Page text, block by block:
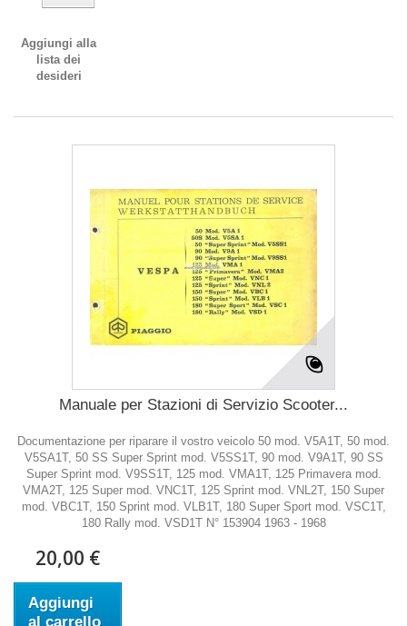
Aggiungi alla
lista dei
desideri
Manuale per Stazioni di Servizio Scooter...
Documentazione per riparare il vostro veicolo 50 mod. V5A1T, 50 mod.
V5SA1T, 50 SS Super Sprint mod. V5SS1T, 90 mod. V9A1T, 90 SS
Super Sprint mod. V9SS1T, 125 mod. VMA1T, 125 Primavera mod.
VMA2T, 125 Super mod. VNC1T, 125 Sprint mod. VNL2T, 150 Super
mod. VBC1T, 150 Sprint mod. VLB1T, 180 Super Sport mod. VSC1T,
180 Rally mod. VSD1T N° 153904 1963 - 1968
20,00 €
Aggiungi
al carrello